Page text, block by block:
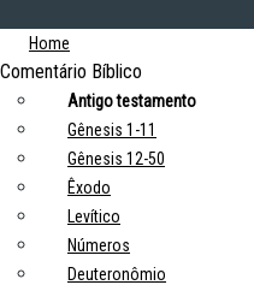
Home
Comentário Bíblico
Antigo testamento
Gênesis 1-11
Gênesis 12-50
Êxodo
Levítico
Números
Deuteronômio